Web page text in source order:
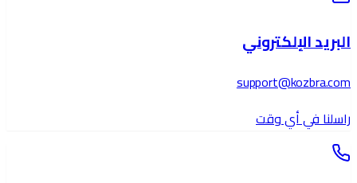
البريد الإلكتروني
support@kozbra.com
راسلنا في أي وقت